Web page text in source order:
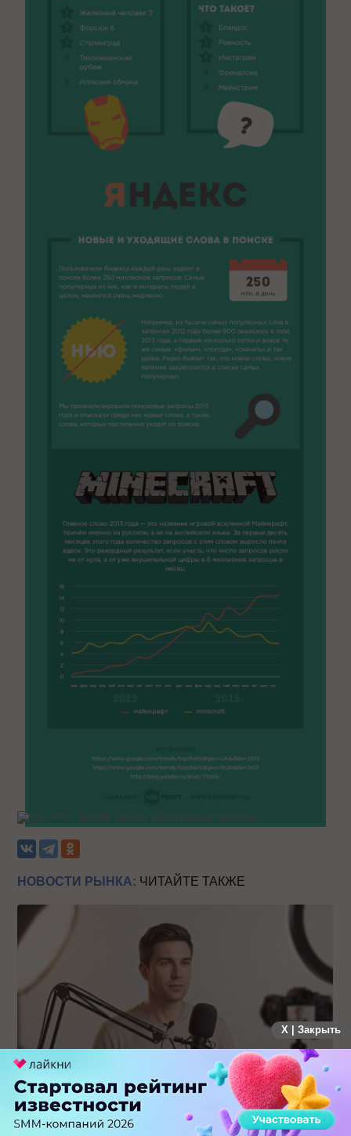
Теги: Google Яндекс Инфографика Запросы
НОВОСТИ РЫНКА: ЧИТАЙТЕ ТАКЖЕ
Российский рынок инфлюенс-маркетинга вошел в фазу
стагнации после нескольких лет роста
X | Закрыть